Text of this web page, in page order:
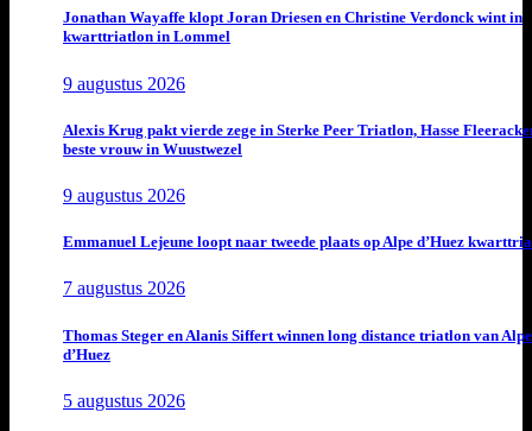
Jonathan Wayaffe klopt Joran Driesen en Christine Verdonck wint in
kwarttriatlon in Lommel
9 augustus 2026
Alexis Krug pakt vierde zege in Sterke Peer Triatlon, Hasse
beste vrouw in Wuustwezel
9 augustus 2026
Emmanuel Lejeune loopt naar tweede plaats op Alpe d’Huez
7 augustus 2026
Thomas Steger en Alanis Siffert winnen long distance triatlon van Alpe
d’Huez
5 augustus 2026